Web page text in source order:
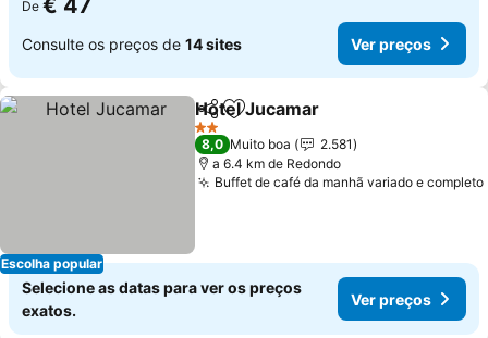
De € 47
Consulte os preços de 14 sites Ver preços
Escolha popular
PartilharAdicionar aos favoritos
Hotel Jucamar
2 Estrelas
8,0 Muito boa
2.581
a 6.4 km de Redondo
Buffet de café da manhã variado e completo
Selecione as datas para ver os preços
exatos.
Ver preços